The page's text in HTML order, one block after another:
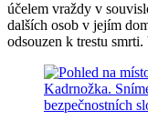
účelem vraždy v
dalších osob v jejím
odsouzen k trestu